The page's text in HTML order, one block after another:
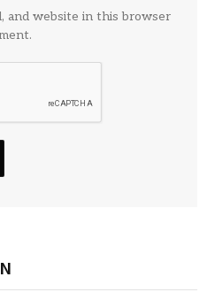
and website in this browser